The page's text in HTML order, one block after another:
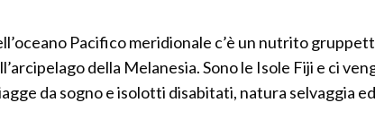
Pacifico meridionale c’è un nutrito
della Melanesia. Sono le Isole Fiji e ci
da sogno e isolotti disabitati, natura selvaggia